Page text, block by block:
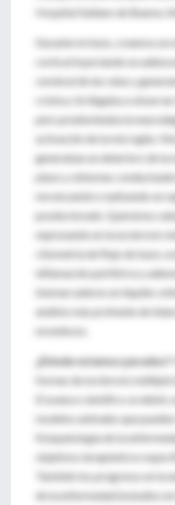
Hospital Italiano de Buenos
Durante mi tesis, creamos un
cortical inyectando un
cerebral de las ratas y
crónica. Se llegaba a
pero predominaba la
activación de la microglía.
generaban un deterioro de la
plazo y síntomas
me encuentro realizando un
posdoctorado. Queremos
expresando en la esclerosis
citometría de flujo de bazo,
inflamación periférica y
biomarcadores en líquido
análisis más profundo de
novedosos.
¿Dónde estamos parados?
formas de esclerosis
El avance científico se debió,
modelos animales que pueden
fisiopatología de la
objetivos terapéuticos
También los progresos en la
de la enfermedad (estudios